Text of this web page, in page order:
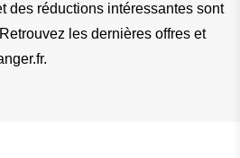
des réductions intéressantes sont
les dernières offres et